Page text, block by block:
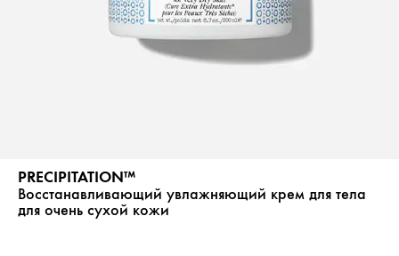
PRECIPITATION™
Восстанавливающий увлажняющий крем для тела
для очень сухой кожи